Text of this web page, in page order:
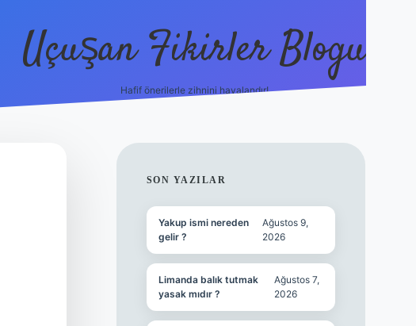
Uçuşan Fikirler Blogu
Hafif önerilerle zihnini havalandır!
SIDEBAR
SON YAZILAR
Yakup ismi nereden
gelir ?
Ağustos 9,
2026
Limanda balık tutmak
yasak mıdır ?
Ağustos 7,
2026
hiltonbet güncel giriş